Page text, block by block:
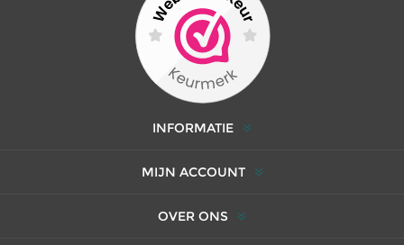
INFORMATIE
MIJN ACCOUNT
OVER ONS